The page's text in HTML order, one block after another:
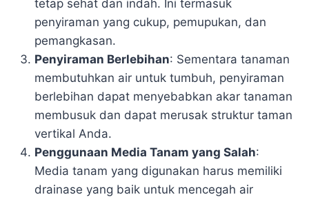
tetap sehat dan indah. Ini termasuk
penyiraman yang cukup, pemupukan, dan
pemangkasan.
Penyiraman Berlebihan: Sementara tanaman
membutuhkan air untuk tumbuh, penyiraman
berlebihan dapat menyebabkan akar tanaman
membusuk dan dapat merusak struktur taman
vertikal Anda.
Penggunaan Media Tanam yang Salah:
Media tanam yang digunakan harus memiliki
drainase yang baik untuk mencegah air